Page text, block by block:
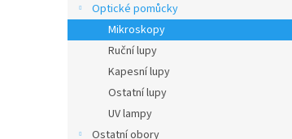
Optické pomůcky
Mikroskopy
Ruční lupy
Kapesní lupy
Ostatní lupy
UV lampy
Ostatní obory